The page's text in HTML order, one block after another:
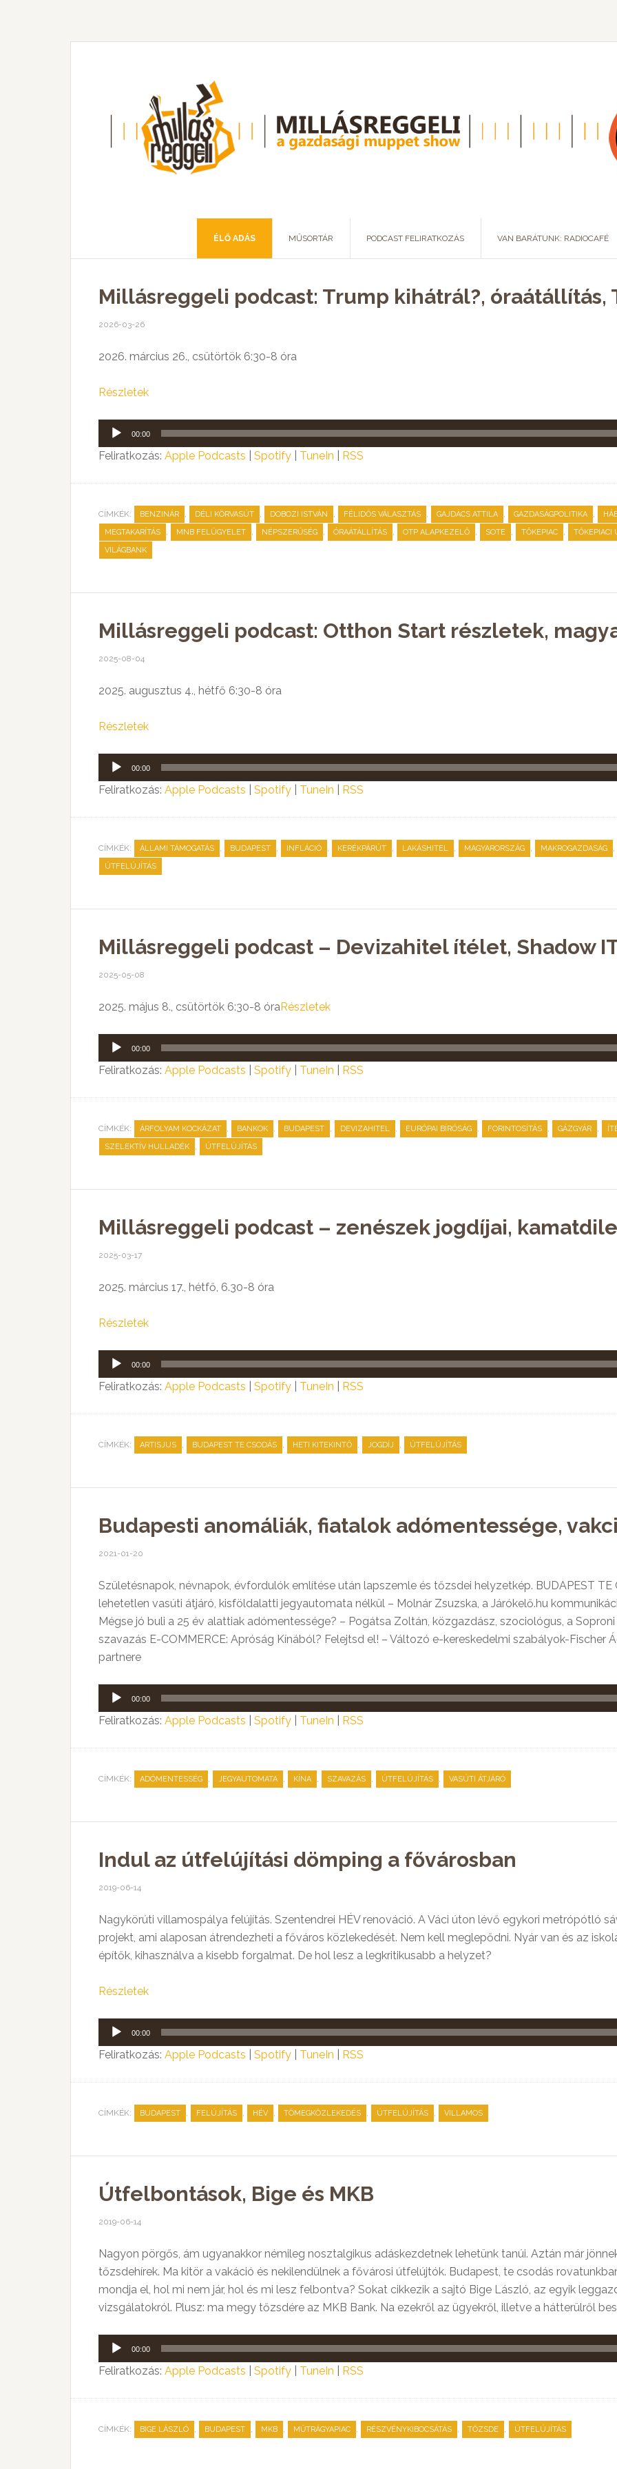
ÉLŐ ADÁS MŰSORTÁR PODCAST FELIRATKOZÁS VAN BARÁTUNK: RADIOCAFÉ
Millásreggeli podcast: Trump kihátrál?, óraátállítás,
2026-03-26
2026. március 26., csütörtök 6:30-8 óra
Részletek
Audió
lejátszó
00:00
Feliratkozás: Apple Podcasts Spotify TuneIn RSS
CÍMKÉK: BENZINÁR , DÉLI KÖRVASÚT , DOBOZI ISTVÁN , FÉLIDŐS VÁLASZTÁS , GAJDÁCS ATTILA , GAZDASÁGPOLITIKA ,
MEGTAKARÍTÁS , MNB FELÜGYELET , NÉPSZERŰSÉG , ÓRAÁTÁLLÍTÁS , OTP ALAPKEZELŐ , SOTE , TŐKEPIAC , TŐKEPIACI
VILÁGBANK
Millásreggeli podcast: Otthon Start részletek,
2025-08-04
2025. augusztus 4., hétfő 6:30-8 óra
Részletek
Audió
lejátszó
00:00
Feliratkozás: Apple Podcasts Spotify TuneIn RSS
CÍMKÉK: ÁLLAMI TÁMOGATÁS , BUDAPEST , INFLÁCIÓ , KERÉKPÁRÚT , LAKÁSHITEL , MAGYARORSZÁG , MAKROGAZDASÁG ,
ÚTFELÚJÍTÁS
Millásreggeli podcast – Devizahitel ítélet, Shadow
2025-05-08
2025. május 8., csütörtök 6:30-8 óraRészletek
Audió
lejátszó
00:00
Feliratkozás: Apple Podcasts Spotify TuneIn RSS
CÍMKÉK: ÁRFOLYAM KOCKÁZAT , BANKOK , BUDAPEST , DEVIZAHITEL , EURÓPAI BÍRÓSÁG , FORINTOSÍTÁS , GÁZGYÁR ,
SZELEKTÍV HULLADÉK , ÚTFELÚJÍTÁS
Millásreggeli podcast – zenészek jogdíjai,
2025-03-17
2025. március 17., hétfő, 6.30-8 óra
Részletek
Audió
lejátszó
00:00
Feliratkozás: Apple Podcasts Spotify TuneIn RSS
CÍMKÉK: ARTISJUS , BUDAPEST TE CSODÁS , HETI KITEKINTŐ , JOGDÍJ , ÚTFELÚJÍTÁS
Budapesti anomáliák, fiatalok adómentessége,
2021-01-20
Születésnapok, névnapok, évfordulók említése után lapszemle és tőzsdei helyzetkép. BUDAPEST TE
lehetetlen vasúti átjáró, kisföldalatti jegyautomata nélkül – Molnár Zsuzska, a Járókelő.hu
Mégse jó buli a 25 év alattiak adómentessége? – Pogátsa Zoltán, közgazdász, szociológus, a
szavazás E-COMMERCE: Apróság Kínából? Felejtsd el! – Változó e-kereskedelmi szabályok-Fischer
partnere
Audió
lejátszó
00:00
Feliratkozás: Apple Podcasts Spotify TuneIn RSS
CÍMKÉK: ADÓMENTESSÉG , JEGYAUTOMATA , KÍNA , SZAVAZÁS , ÚTFELÚJÍTÁS , VASÚTI ÁTJÁRÓ
Indul az útfelújítási dömping a fővárosban
2019-06-14
Nagykörúti villamospálya felújítás. Szentendrei HÉV renováció. A Váci úton lévő egykori metrópótló
projekt, ami alaposan átrendezheti a főváros közlekedését. Nem kell meglepődni. Nyár van és az
építők, kihasználva a kisebb forgalmat. De hol lesz a legkritikusabb a helyzet?
Részletek
Audió
lejátszó
00:00
Feliratkozás: Apple Podcasts Spotify TuneIn RSS
CÍMKÉK: BUDAPEST , FELÚJÍTÁS , HÉV , TÖMEGKÖZLEKEDÉS , ÚTFELÚJÍTÁS , VILLAMOS
Útfelbontások, Bige és MKB
2019-06-14
Nagyon pörgős, ám ugyanakkor némileg nosztalgikus adáskezdetnek lehetünk tanúi. Aztán már
tőzsdehírek. Ma kitör a vakáció és nekilendülnek a fővárosi útfelújtók. Budapest, te csodás
mondja el, hol mi nem jár, hol és mi lesz felbontva? Sokat cikkezik a sajtó Bige László, az egyik
vizsgálatokról. Plusz: ma megy tőzsdére az MKB Bank. Na ezekről az ügyekről, illetve a hátterülről
Audió
lejátszó
00:00
Feliratkozás: Apple Podcasts Spotify TuneIn RSS
CÍMKÉK: BIGE LÁSZLÓ , BUDAPEST , MKB , MŰTRÁGYAPIAC , RÉSZVÉNYKIBOCSÁTÁS , TŐZSDE , ÚTFELÚJÍTÁS